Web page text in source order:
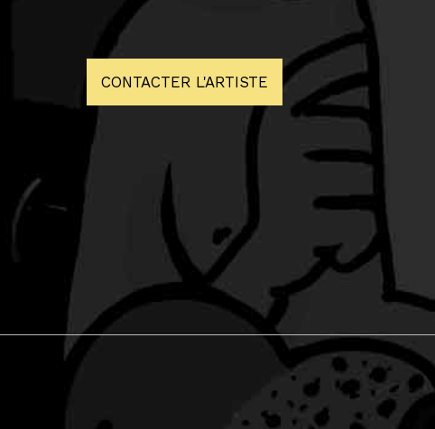
CONTACTER L'ARTISTE